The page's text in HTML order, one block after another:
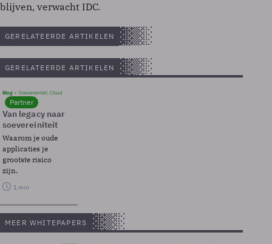
blijven, verwacht IDC.
GERELATEERDE ARTIKELEN
GERELATEERDE ARTIKELEN
Blog Soevereinteit, Cloud
Partner
Van legacy naar
soevereiniteit
Waarom je oude
applicaties je
grootste risico
zijn.
1 min
MEER WHITEPAPERS